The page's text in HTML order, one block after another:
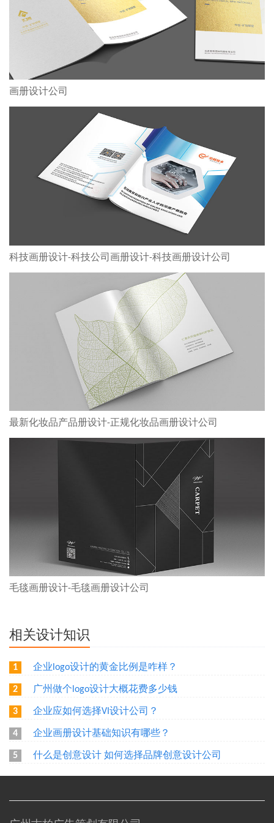
画册设计公司
科技画册设计-科技公司画册设计-科技画册设计公司
最新化妆品产品册设计-正规化妆品画册设计公司
毛毯画册设计-毛毯画册设计公司
相关设计知识
1 企业logo设计的黄金比例是咋样？
2 广州做个logo设计大概花费多少钱
3 企业应如何选择VI设计公司？
4 企业画册设计基础知识有哪些？
5 什么是创意设计 如何选择品牌创意设计公司